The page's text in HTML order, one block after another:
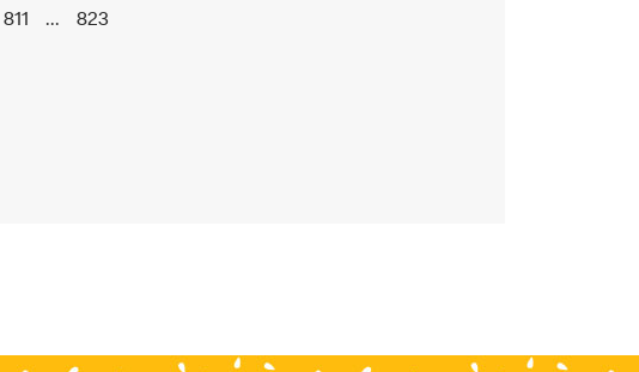
811 ... 823